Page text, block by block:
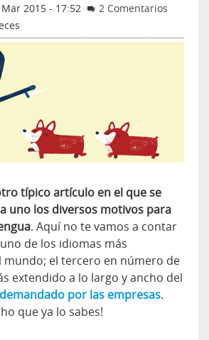
2015 - 17:52
2 Comentarios
típico artículo en el que se
uno los diversos motivos para
. Aquí no te vamos a contar
de los idiomas más
el tercero en número de
extendido a lo largo y ancho del
por las empresas.
que ya lo sabes!